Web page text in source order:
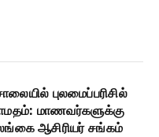
புலமைப்பரிசில்
மாணவர்களுக்கு
ஆசிரியர் சங்கம்